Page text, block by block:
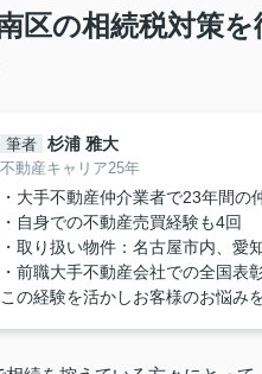
区の相続税対策
筆者 杉浦 雅大
不動産キャリア25年
・大手不動産仲介業者で23年間の
・自身での不動産売買経験も4回
・取り扱い物件：名古屋市内、愛
・前職大手不動産会社での全国表
この経験を活かしお客様のお悩み